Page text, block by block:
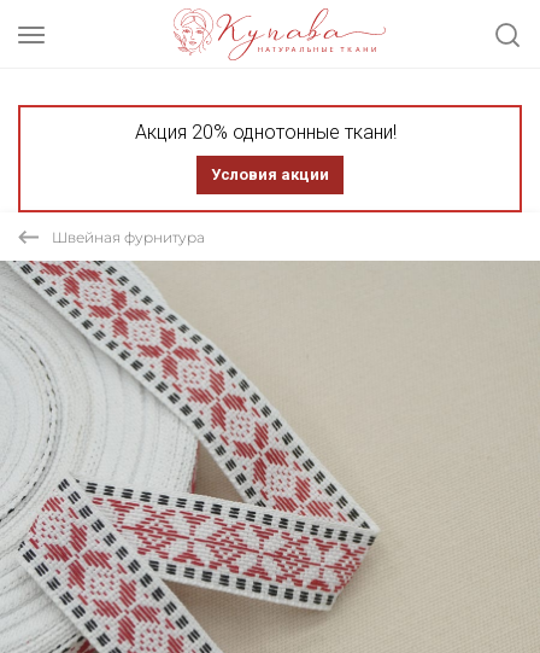
Акция 20% однотонные ткани!
Условия акции
Швейная фурнитура